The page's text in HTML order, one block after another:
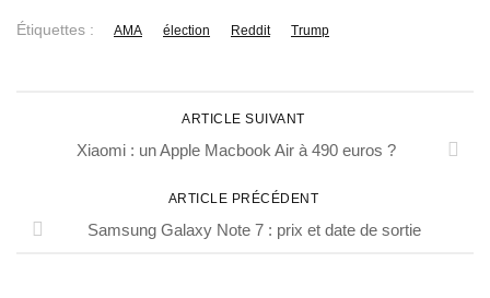
Étiquettes : AMA élection Reddit Trump
ARTICLE SUIVANT
Xiaomi : un Apple Macbook Air à 490 euros ?
ARTICLE PRÉCÉDENT
Samsung Galaxy Note 7 : prix et date de sortie